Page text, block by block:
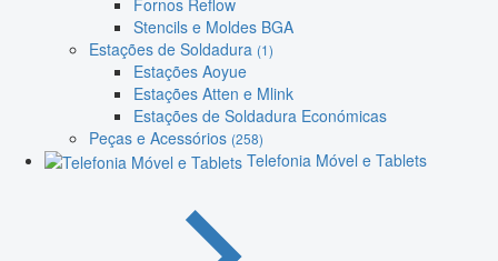
Stencils e Moldes BGA
Estações de Soldadura (1)
Estações Aoyue
Estações Atten e Mlink
Estações de Soldadura Económicas
Peças e Acessórios (258)
Telefonia Móvel e Tablets